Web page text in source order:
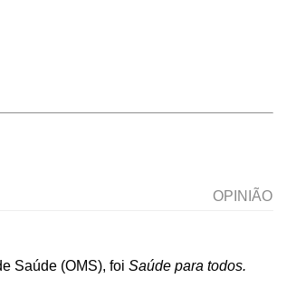
OPINIÃO
Saúde (OMS), foi Saúde para todos.